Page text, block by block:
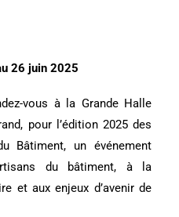
26 juin 2025
vous à la Grande Halle
pour l’édition 2025 des
Bâtiment, un événement
du bâtiment, à la
et aux enjeux d’avenir de